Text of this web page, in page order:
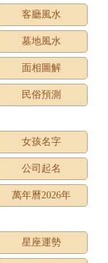
客廳風水
墓地風水
面相圖解
民俗預測
女孩名字
公司起名
萬年曆2026年
星座運勢